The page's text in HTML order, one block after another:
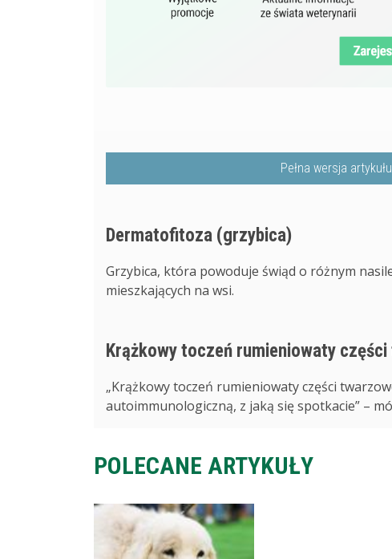
Pełna wersja
Dermatofitoza (grzybica)
Grzybica, która powoduje świąd o różnym
mieszkających na wsi.
Krążkowy toczeń rumieniowaty
„Krążkowy toczeń rumieniowaty części
autoimmunologiczną, z jaką się spotkacie” –
POLECANE ARTYKUŁY